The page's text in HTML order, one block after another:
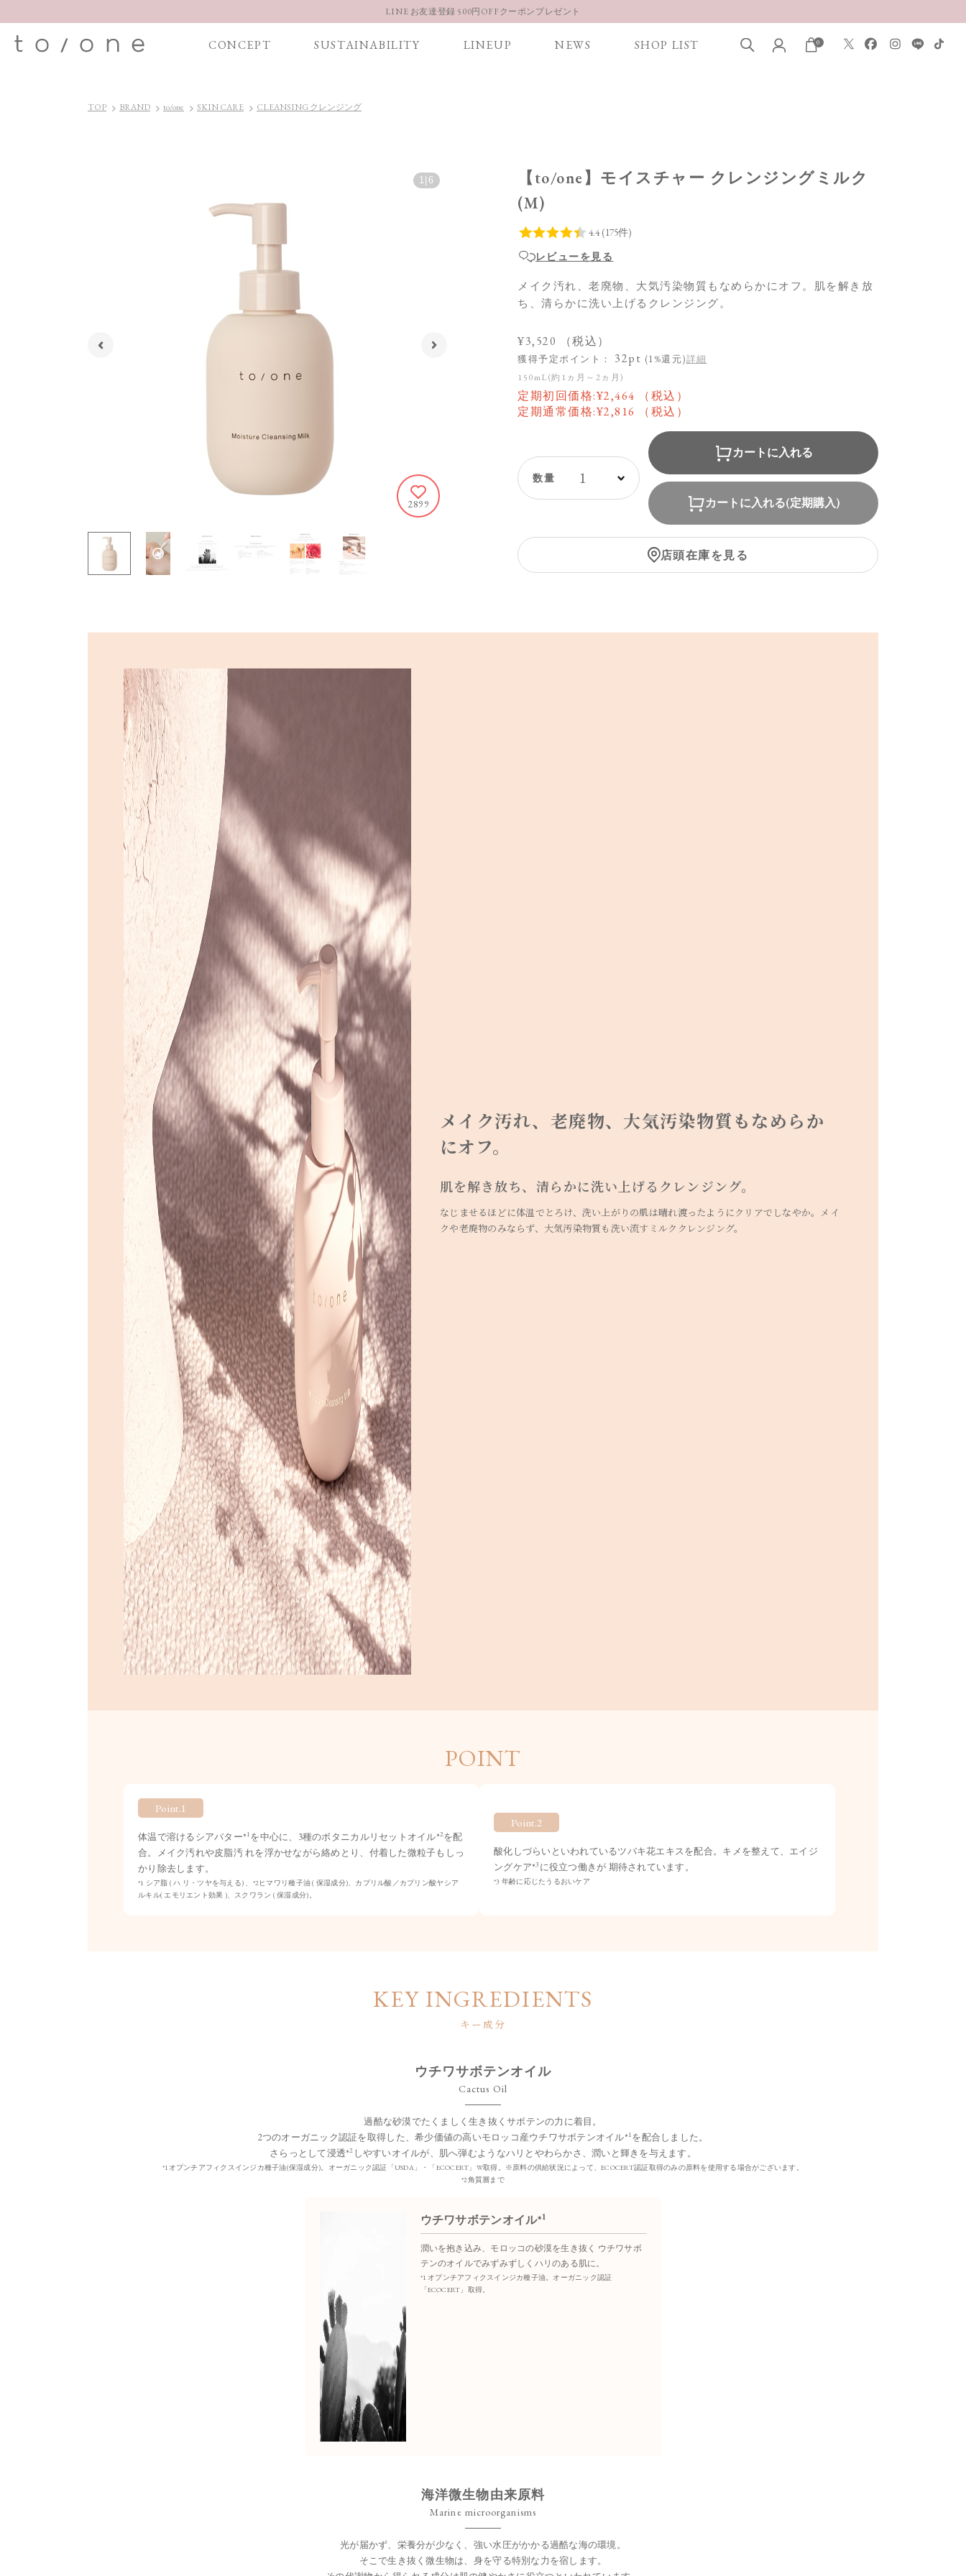
【重要】お盆期間中のお問い合わせと商品配送に関しまして
お得な定期購入コースはこちら
CONCEPT SUSTAINABILITY LINEUP NEWS SHOP LIST 0
TOP BRAND to/one SKIN CARE CLEANSING クレンジング
1 6
2899
【to/one】モイスチャー クレンジングミルク
(M)
レビューを見る
メイク汚れ、老廃物、大気汚染物質もなめらかにオフ。肌を解き放
ち、清らかに洗い上げるクレンジング。
¥3,520 （税込）
獲得予定ポイント： 32pt (1%還元)詳細
150mL(約1ヵ月～2ヵ月)
定期初回価格:¥2,464 （税込）
定期通常価格:¥2,816 （税込）
1
カートに入れる
カートに入れる(定期購入)
店頭在庫を見る
メイク汚れ、老廃物、大気汚染物質もなめらか
にオフ。
肌を解き放ち、清らかに洗い上げるクレンジング。
なじませるほどに体温でとろけ、洗い上がりの肌は晴れ渡ったようにクリアでしなやか。メイ
クや老廃物のみならず、大気汚染物質も洗い流すミルククレンジング。
POINT
Point.1
体温で溶けるシアバター*1を中心に、3種のボタニカルリセットオイル*2を配
合。メイク汚れや皮脂汚 れを浮かせながら絡めとり、付着した微粒子もしっ
かり除去します。
*1 シア脂 ( ハ リ・ツヤを与える) 、*2ヒマワリ種子油 ( 保湿成分)、カプリル酸／カプリン酸ヤシア
ルキル( エモリエント効果 )、スクワラン ( 保湿成分)。
Point.2
酸化しづらいといわれているツバキ花エキスを配合。キメを整えて、エイジ
ングケア*3 に役立つ働きが 期待されています。
*3 年齢に応じたうるおいケア
KEY INGREDIENTS
キー成分
ウチワサボテンオイル
Cactus Oil
過酷な砂漠でたくましく生き抜くサボテンの力に着目。
2つのオーガニック認証を取得した、希少価値の高いモロッコ産ウチワサボテンオイル*1を配合しました。
さらっとして浸透*2 しやすいオイルが、肌へ弾むようなハリとやわらかさ、潤いと輝きを与えます。
*1オプンチアフィクスインジカ種子油(保湿成分)。オーガニック認証「USDA」・「ECOCERT」W取得。※原料の供給状況によって、ECOCERT認証取得のみの原料を使用する場合がございます。
*2角質層まで
ウチワサボテンオイル*1
潤いを抱き込み、モロッコの砂漠を生き抜く ウチワサボ
テンのオイルでみずみずしくハリのある肌に。
*1 オプンチアフィクスインジカ種子油。オーガニック認証
「ECOCERT」取得。
海洋微生物由来原料
Marine microorganisms
光が届かず、栄養分が少なく、強い水圧がかかる過酷な海の環境。
そこで生き抜く微生物は、身を守る特別な力を宿します。